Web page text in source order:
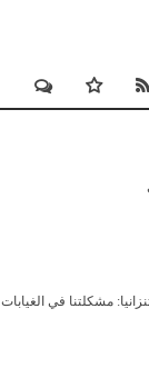
مشكلتنا في الغيابات